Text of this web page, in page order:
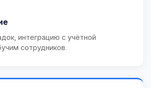
интеграцию с учётной
сотрудников.